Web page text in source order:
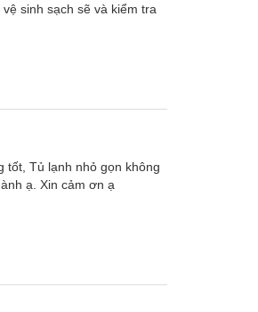
sinh sạch sẽ và kiểm tra
tốt, Tủ lạnh nhỏ gọn không
ạ. Xin cảm ơn ạ